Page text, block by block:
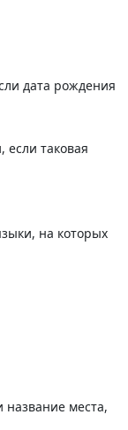
дата рождения
таковая
на которых
название места,